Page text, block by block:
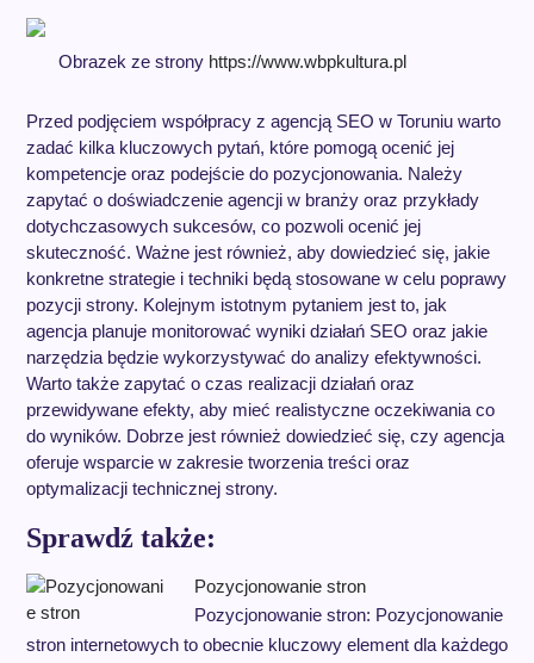
Obrazek ze strony https://www.wbpkultura.pl
Przed podjęciem współpracy z agencją SEO w Toruniu warto
zadać kilka kluczowych pytań, które pomogą ocenić jej
kompetencje oraz podejście do pozycjonowania. Należy
zapytać o doświadczenie agencji w branży oraz przykłady
dotychczasowych sukcesów, co pozwoli ocenić jej
skuteczność. Ważne jest również, aby dowiedzieć się, jakie
konkretne strategie i techniki będą stosowane w celu poprawy
pozycji strony. Kolejnym istotnym pytaniem jest to, jak
agencja planuje monitorować wyniki działań SEO oraz jakie
narzędzia będzie wykorzystywać do analizy efektywności.
Warto także zapytać o czas realizacji działań oraz
przewidywane efekty, aby mieć realistyczne oczekiwania co
do wyników. Dobrze jest również dowiedzieć się, czy agencja
oferuje wsparcie w zakresie tworzenia treści oraz
optymalizacji technicznej strony.
Sprawdź także:
Pozycjonowanie stron
Pozycjonowanie stron: Pozycjonowanie
stron internetowych to obecnie kluczowy element dla każdego